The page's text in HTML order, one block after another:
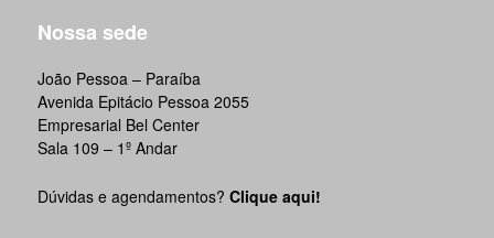
Nossa sede
João Pessoa – Paraíba
Avenida Epitácio Pessoa 2055
Empresarial Bel Center
Sala 109 – 1º Andar
Dúvidas e agendamentos?Clique aqui!